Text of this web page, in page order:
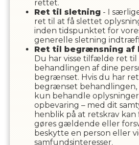
rettet.
Ret til sletning - I
ret til at få slettet
inden tidspunktet for
generelle sletning
Ret til begrænsning af
Du har visse tilfælde ret til
behandlingen af dine
begrænset. Hvis du har
begrænset behandlingen,
kun behandle
opbevaring – med dit
henblik på at retskrav
gøres gældende eller
beskytte en person eller
samfundsinteresser.